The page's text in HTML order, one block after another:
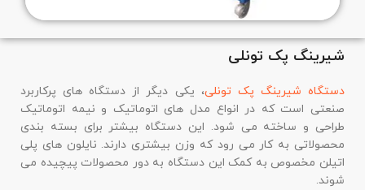
شیرینگ پک تونلی
دستگاه شیرینگ پک تونلی، یکی دیگر از دستگاه های پرکاربرد
صنعتی است که در انواع مدل های اتوماتیک و نیمه اتوماتیک
طراحی و ساخته می شود. این دستگاه بیشتر برای بسته بندی
محصولاتی به کار می رود که وزن بیشتری دارند. نایلون های پلی
اتیلن مخصوص به کمک این دستگاه به دور محصولات پیچیده می
شوند.